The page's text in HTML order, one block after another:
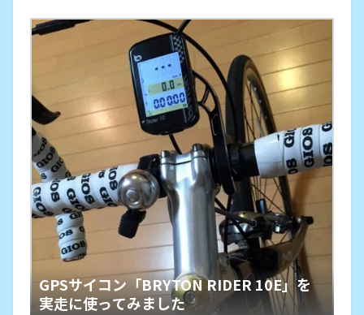
GPSサイコン「BRYTON RIDER 10E」を
実走に使ってみました